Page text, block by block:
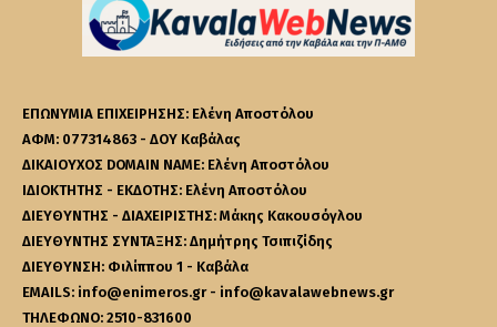
ΕΠΩΝΥΜΙΑ ΕΠΙΧΕΙΡΗΣΗΣ: Ελένη Αποστόλου
ΑΦΜ: 077314863 - ΔΟΥ Καβάλας
ΔΙΚΑΙΟΥΧΟΣ DOMAIN NAME: Ελένη Αποστόλου
ΙΔΙΟΚΤΗΤΗΣ - ΕΚΔΟΤΗΣ: Ελένη Αποστόλου
ΔΙΕΥΘΥΝΤΗΣ - ΔΙΑΧΕΙΡΙΣΤΗΣ: Μάκης Κακουσόγλου
ΔΙΕΥΘΥΝΤΗΣ ΣΥΝΤΑΞΗΣ: Δημήτρης Τσιπιζίδης
ΔΙΕΥΘΥΝΣΗ: Φιλίππου 1 - Καβάλα
EMAILS: info@enimeros.gr - info@kavalawebnews.gr
ΤΗΛΕΦΩΝΟ: 2510-831600